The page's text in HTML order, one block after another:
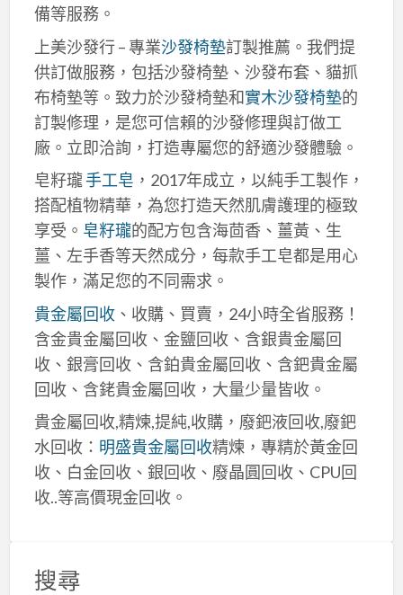
備等服務。
上美沙發行 – 專業沙發椅墊訂製推薦。我們提
供訂做服務，包括沙發椅墊、沙發布套、貓抓
布椅墊等。致力於沙發椅墊和實木沙發椅墊的
訂製修理，是您可信賴的沙發修理與訂做工
廠。立即洽詢，打造專屬您的舒適沙發體驗。
皂籽瓏手工皂 ，2017年成立，以純手工製作，
搭配植物精華，為您打造天然肌膚護理的極致
享受。 皂籽瓏的配方包含海茴香、薑黃、生
薑、左手香等天然成分，每款手工皂都是用心
製作，滿足您的不同需求。
貴金屬回收、收購、買賣，24小時全省服務！
含金貴金屬回收、金鹽回收、含銀貴金屬回
收、銀膏回收、含鉑貴金屬回收、含鈀貴金屬
回收、含銠貴金屬回收，大量少量皆收。
貴金屬回收,精煉,提純,收購，廢鈀液回收,廢鈀
水回收： 明盛貴金屬回收精煉，專精於黃金回
收、白金回收、銀回收、廢晶圓回收、CPU回
收..等高價現金回收。
搜尋